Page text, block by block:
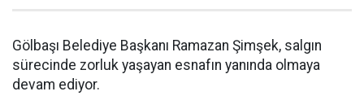
Gölbaşı Belediye Başkanı Ramazan Şimşek, salgın
sürecinde zorluk yaşayan esnafın yanında olmaya
devam ediyor.